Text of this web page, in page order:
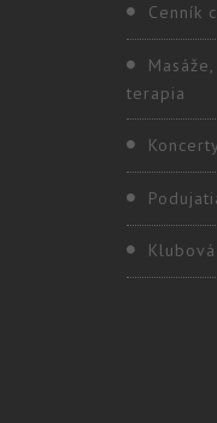
Cenník
terapia